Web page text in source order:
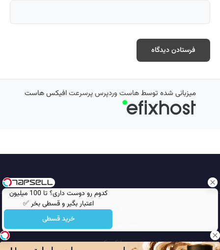
کدوم رو دوست داری؟ تا 100 میلیون
اعتبار بگیر و قسطی بخر ✅
خرید قسطی
میزبانی شده توسطهاست وردپرس پرسرعتافیکس هاست
تمامی حقوق محفوظ است © 2026
مجله نورگرام
انجمن نورگرام
بانک عکس